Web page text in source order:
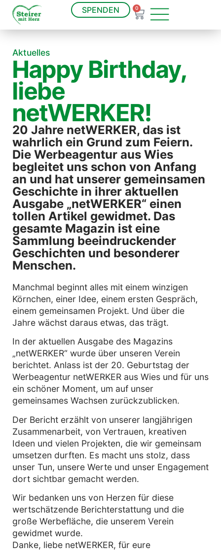
SPENDEN 0
Aktuelles
Happy Birthday,
liebe
netWERKER!
20 Jahre netWERKER, das ist
wahrlich ein Grund zum Feiern.
Die Werbeagentur aus Wies
begleitet uns schon von Anfang
an und hat unserer gemeinsamen
Geschichte in ihrer aktuellen
Ausgabe „netWERKER“ einen
tollen Artikel gewidmet. Das
gesamte Magazin ist eine
Sammlung beeindruckender
Geschichten und besonderer
Menschen.
Manchmal beginnt alles mit einem winzigen
Körnchen, einer Idee, einem ersten Gespräch,
einem gemeinsamen Projekt. Und über die
Jahre wächst daraus etwas, das trägt.
In der aktuellen Ausgabe des Magazins
„netWERKER“ wurde über unseren Verein
berichtet. Anlass ist der 20. Geburtstag der
Werbeagentur netWERKER aus Wies und für uns
ein schöner Moment, um auf unser
gemeinsames Wachsen zurückzublicken.
Der Bericht erzählt von unserer langjährigen
Zusammenarbeit, von Vertrauen, kreativen
Ideen und vielen Projekten, die wir gemeinsam
umsetzen durften. Es macht uns stolz, dass
unser Tun, unsere Werte und unser Engagement
dort sichtbar gemacht werden.
Wir bedanken uns von Herzen für diese
wertschätzende Berichterstattung und die
große Werbefläche, die unserem Verein
gewidmet wurde.
Danke, liebe netWERKER, für eure